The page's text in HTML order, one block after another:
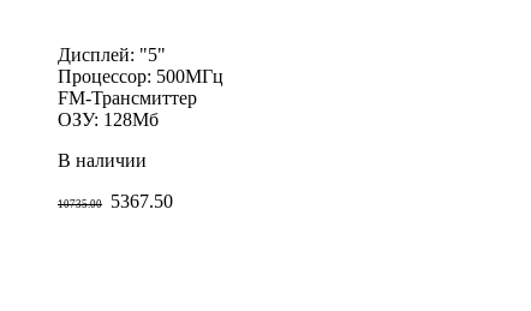
Дисплей: "5"
Процессор: 500МГц
FM-Трансмиттер
ОЗУ: 128Мб
В наличии
10735.00 5367.50